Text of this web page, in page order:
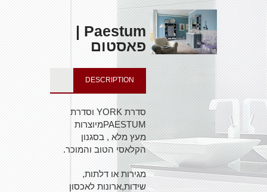
Paestum |
פאסטום
DESCRIPTION
סדרת YORK וסדרת
PAESTUMמיוצרות
מעץ מלא , בסגנון
הקלאסי הטוב והמוכר.
מגירות או דלתות,
שידות,ארונות לאכסון